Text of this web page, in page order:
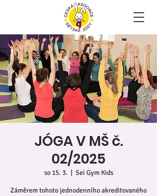
JÓGA V MŠ č.
02/2025
so 15. 3. Sei Gym Kids
Záměrem tohoto jednodenního akreditovaného